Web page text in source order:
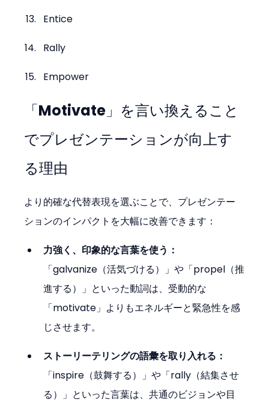
Entice
Rally
Empower
「Motivate」を言い換えること
でプレゼンテーションが向上す
る理由
より的確な代替表現を選ぶことで、プレゼンテー
ションのインパクトを大幅に改善できます：
力強く、印象的な言葉を使う：
「galvanize（活気づける）」や「propel（推
進する）」といった動詞は、受動的な
「motivate」よりもエネルギーと緊急性を感
じさせます。
ストーリーテリングの語彙を取り入れる：
「inspire（鼓舞する）」や「rally（結集させ
る）」といった言葉は、共通のビジョンや目